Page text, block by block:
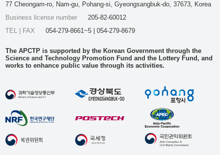
77 Cheongam-ro, Nam-gu, Pohang-si, Gyeongsangbuk-do, 37673, Korea
Business license number
205-82-60012
TEL | FAX
054-279-8661~5 | 054-279-8679
The APCTP is supported by the Korean Government through the
Science and Technology Promotion Fund and the Lottery Fund, and
works to enhance public value through its activities.